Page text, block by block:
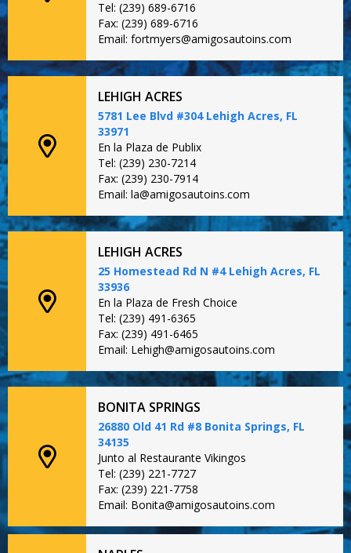
Tel: (239) 689-6716
Fax: (239) 689-6716
Email: fortmyers@amigosautoins.com
LEHIGH ACRES
5781 Lee Blvd #304 Lehigh Acres, FL
33971
En la Plaza de Publix
Tel: (239) 230-7214
Fax: (239) 230-7914
Email: la@amigosautoins.com
LEHIGH ACRES
25 Homestead Rd N #4 Lehigh Acres, FL
33936
En la Plaza de Fresh Choice
Tel: (239) 491-6365
Fax: (239) 491-6465
Email: Lehigh@amigosautoins.com
BONITA SPRINGS
26880 Old 41 Rd #8 Bonita Springs, FL
34135
Junto al Restaurante Vikingos
Tel: (239) 221-7727
Fax: (239) 221-7758
Email: Bonita@amigosautoins.com